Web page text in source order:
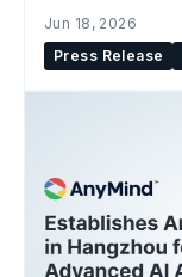
Jun 18, 2026
Press Release